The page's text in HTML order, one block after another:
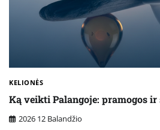
KELIONĖS
Ką veikti Palangoje: pramogos
2026 12 Balandžio